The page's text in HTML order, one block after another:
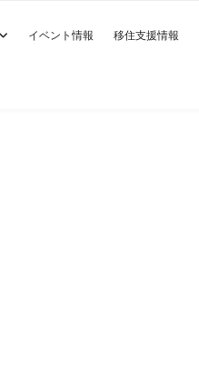
イベント情報 移住支援情報